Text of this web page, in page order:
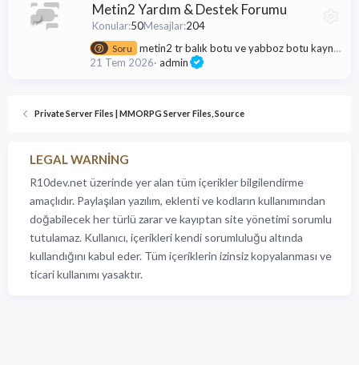
Metin2 Yardım & Destek Forumu
Konular 50Mesajlar 204
Soru
metin2 tr balık botu ve yabboz botu kaynak kodları arıyorum
21 Tem 2026 admin
Private Server Files | MMORPG Server Files, Source
LEGAL WARNING
R10dev.net üzerinde yer alan tüm içerikler bilgilendirme
amaçlıdır. Paylaşılan yazılım, eklenti ve kodların kullanımından
doğabilecek her türlü zarar ve kayıptan site yönetimi sorumlu
tutulamaz. Kullanıcı, içerikleri kendi sorumluluğu altında
kullandığını kabul eder. Tüm içeriklerin izinsiz kopyalanması ve
ticari kullanımı yasaktır.